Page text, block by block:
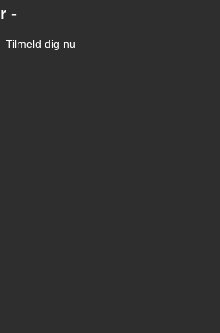
Tilmeld dig nu